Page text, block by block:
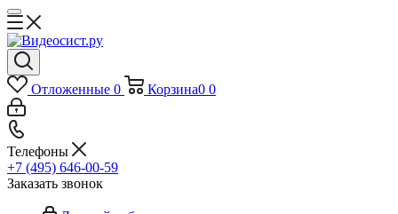
Отложенные 0 Корзина0 0
Телефоны
+7 (495) 646-00-59
Заказать звонок